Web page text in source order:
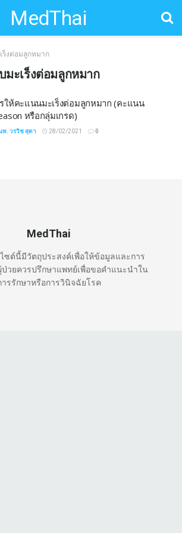
MedThai
ร็งต่อมลูกหมาก
มะเร็งต่อมลูกหมาก
ให้คะแนนมะเร็งต่อมลูกหมาก (คะแนน
หรือกลุ่มเกรด)
พ. วรวิช สุตา 28/02/2021 0
MedThai
ไซต์นี้มีวัตถุประสงค์เพื่อให้ข้อมูลและการ
วยควรปรึกษาแพทย์เพื่อขอคำแนะนำใน
ารรักษาหรือการวินิจฉัยโรค